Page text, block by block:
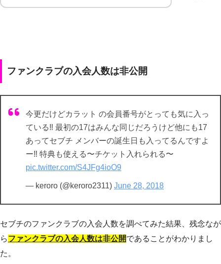
ファンクラブの入会人数は非公開
今更だけどカラット の会員番号がとっても気に入っ
ている‼︎ 最初の17はみんな同じだろうけど他にも17
あってセブチ メンバーの誕生日も入ってるんですよ
ー‼︎ 特典も使える〜チケット入れられる〜
pic.twitter.com/S4JFg4ioO9
— keroro (@keroro2311) June 28, 2018
セブチのファンクラブの入会人数を調べてみた結果、残念なが
らファンクラブの入会人数は非公開であることがわかりまし
た。